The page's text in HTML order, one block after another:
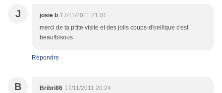
J josie b 17/11/2011 21:01
merci de ta p'tite visite et des jolis coups-d'oeil!que c'est
beau!bisous
Répondre
B Bribri86 17/11/2011 20:24